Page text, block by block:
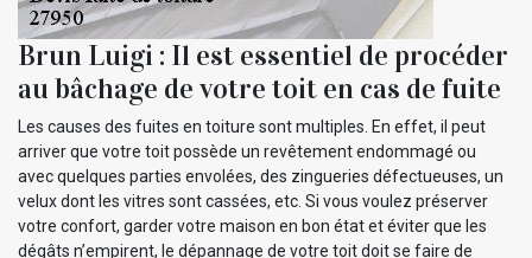
Brun Luigi : Il est essentiel de procéder
au bâchage de votre toit en cas de fuite
Les causes des fuites en toiture sont multiples. En effet, il peut
arriver que votre toit possède un revêtement endommagé ou
avec quelques parties envolées, des zingueries défectueuses, un
velux dont les vitres sont cassées, etc. Si vous voulez préserver
votre confort, garder votre maison en bon état et éviter que les
dégâts n’empirent, le dépannage de votre toit doit se faire de